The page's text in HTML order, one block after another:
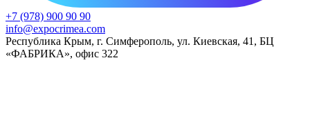
+7 (978) 900 90 90
info@expocrimea.com
Республика Крым, г. Симферополь, ул. Киевская, 41, БЦ
«ФАБРИКА», офис 322